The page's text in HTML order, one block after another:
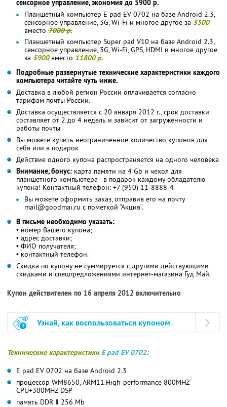
сенсорное управление, экономия до 5900 р.
Планшетный компьютер E pad EV 0702 на базе Android 2.3,
сенсорное управление, 3G, Wi-Fi и многое другое за 3500
вместо 7000 р.
Планшетный компьютер Super pad V10 на базе Android 2.3,
сенсорное управление, 3G, Wi-Fi, GPS, HDMI и многое другое
за 5900вместо 11800 р.
Подробные развернутые технические характеристики каждого
компьютера читайте чуть ниже.
Доставка в любой регион России оплачивается согласно
тарифам почты России.
Доставка осуществляется с 20 января 2012 г., срок доставки
составляет от 2 до 4 недель и зависит от загруженности и
работы почты
Вы можете купить неограниченное количество купонов для
себя или в подарок
Действие одного купона распространяется на одного человека
Внимание, бонус: карта памяти на 4 Gb и чехол для
планшетного компьютера - в подарок каждому обладателю
купона! Контактный телефон: +7 (950) 11-8888-4
Вы можете оформить заказ, отправив его на почту
mail@goodmai.ru с пометкой “Акция”.
В письме необходимо указать:
• номер Вашего купона;
• адрес доставки;
• ФИО получателя;
• контактный телефон.
Скидка по купону не суммируется с другими действующими
скидками и спецпредложениями интернет-магазина Гуд Май.
Купон действителен по 16 апреля 2012 включительно
Узнай, как воспользоваться купоном
Технические характеристики E pad EV 0702:
E pad EV 0702 на базе Android 2.3
процессор WM8650, ARM11.High-performance 800MHZ
CPU+300MHZ DSP
память DDR Ⅱ 256 Mb